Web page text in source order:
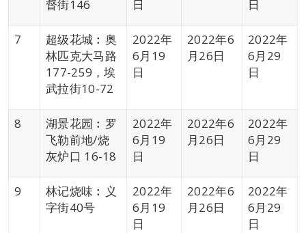
督街146
日
日
7
超级花城︰奥
林匹克大马路
177-259，埃
武拉街10-72
2022年
6月19
日
2022年6
月26日
2022年
6月29
日
8
湖景花园︰罗
飞勒前地/烧
灰炉口 16-18
2022年
6月19
日
2022年6
月26日
2022年
6月29
日
9
林记烧味︰义
字街40号
2022年
6月19
日
2022年6
月26日
2022年
6月29
日